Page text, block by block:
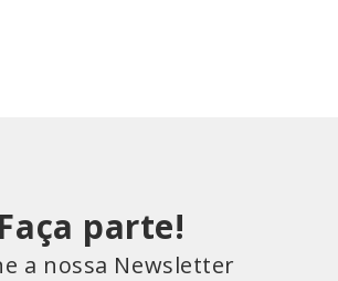
Faça parte!
a nossa Newsletter